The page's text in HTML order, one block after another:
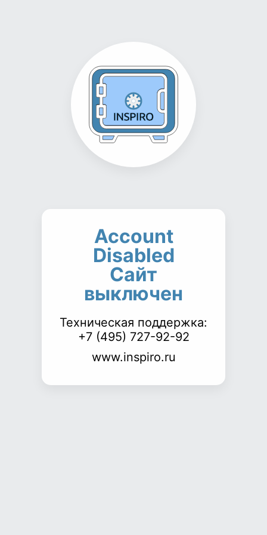
Account
Disabled
Сайт
выключен
Техническая поддержка:
+7 (495) 727-92-92
www.inspiro.ru